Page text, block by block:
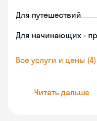
Для путешествий
Для начинающих -
Все услуги и цены (4)
Читать дальше